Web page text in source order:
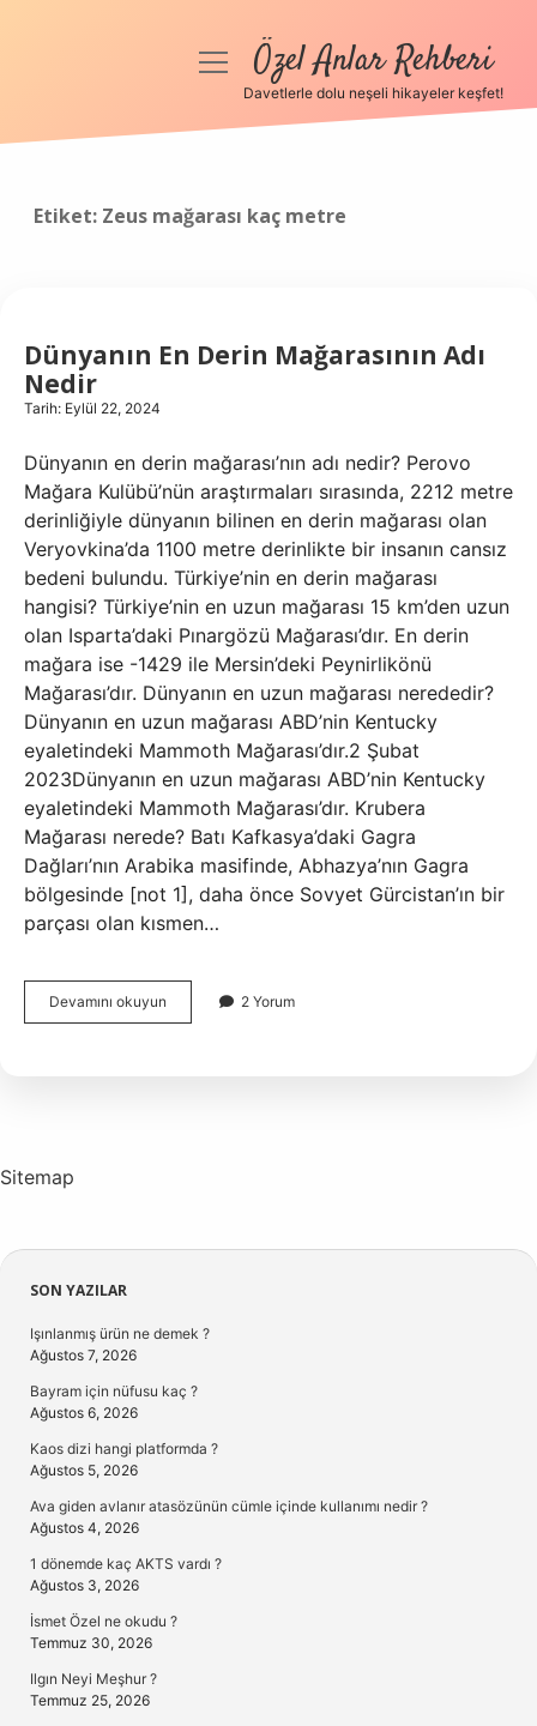
Anasayfa
menüyüÖzel Anlar Rehberi
Davetlerle dolu neşeli hikayeler keşfet!
Etiket: Zeus mağarası kaç metre
Dünyanın En Derin Mağarasının Adı
Nedir
Tarih: Eylül 22, 2024
Dünyanın en derin mağarası’nın adı nedir? Perovo
Mağara Kulübü’nün araştırmaları sırasında, 2212 metre
derinliğiyle dünyanın bilinen en derin mağarası olan
Veryovkina’da 1100 metre derinlikte bir insanın cansız
bedeni bulundu. Türkiye’nin en derin mağarası
hangisi? Türkiye’nin en uzun mağarası 15 km’den uzun
olan Isparta’daki Pınargözü Mağarası’dır. En derin
mağara ise -1429 ile Mersin’deki Peynirlikönü
Mağarası’dır. Dünyanın en uzun mağarası nerededir?
Dünyanın en uzun mağarası ABD’nin Kentucky
eyaletindeki Mammoth Mağarası’dır.2 Şubat
2023Dünyanın en uzun mağarası ABD’nin Kentucky
eyaletindeki Mammoth Mağarası’dır. Krubera
Mağarası nerede? Batı Kafkasya’daki Gagra
Dağları’nın Arabika masifinde, Abhazya’nın Gagra
bölgesinde [not 1], daha önce Sovyet Gürcistan’ın bir
parçası olan kısmen…
Devamını okuyun Dünyanın
En
2 Yorum
Sitemap
Sidebar
SON YAZILAR
Işınlanmış ürün ne demek ?
Ağustos 7, 2026
Bayram için nüfusu kaç ?
Ağustos 6, 2026
Kaos dizi hangi platformda ?
Ağustos 5, 2026
Ava giden avlanır atasözünün cümle içinde kullanımı nedir ?
Ağustos 4, 2026
1 dönemde kaç AKTS vardı ?
Ağustos 3, 2026
İsmet Özel ne okudu ?
Temmuz 30, 2026
Ilgın Neyi Meşhur ?
Temmuz 25, 2026